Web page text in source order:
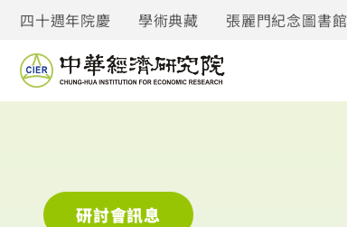
四十週年院慶 學術典藏 張麗門紀念圖書館
研討會訊息